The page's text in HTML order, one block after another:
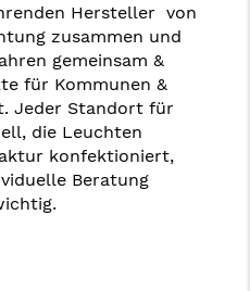
Hersteller von
zusammen und
gemeinsam &
für Kommunen &
Jeder Standort für
die Leuchten
konfektioniert,
Beratung